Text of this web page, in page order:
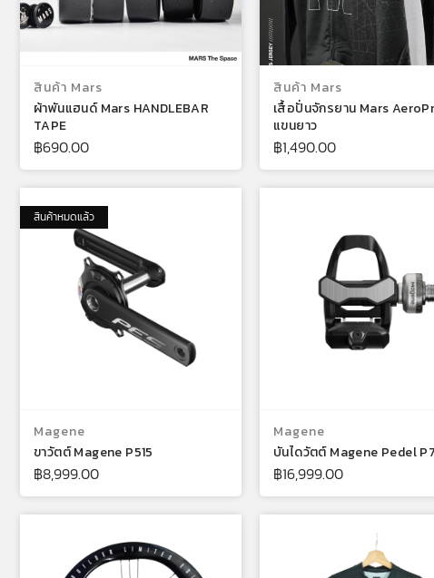
สินค้า Mars
ผ้าพันแฮนด์ Mars HANDLEBAR
TAPE
฿690.00
เลือกรูปแบบ
สินค้า Mars
เสื้อปั่นจักรยาน Mars
แขนยาว
฿1,490.00
สินค้าหมดแล้ว
Magene
ขาวัตต์ Magene P515
฿8,999.00
Magene
บันไดวัตต์ Magene Pedel
฿16,999.00